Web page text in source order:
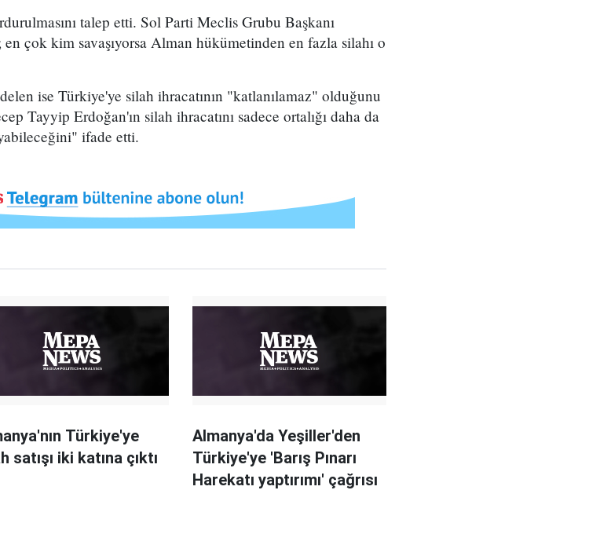
talep etti. Sol Parti Meclis Grubu Başkanı
çok kim savaşıyorsa Alman hükümetinden en fazla silahı o
ise Türkiye'ye silah ihracatının "katlanılamaz" olduğunu
Tayyip Erdoğan'ın silah ihracatını sadece ortalığı daha da
ifade etti.
Türkiye'ye
satışı iki katına çıktı
Almanya'da Yeşiller'den
Türkiye'ye 'Barış Pınarı
Harekatı yaptırımı' çağrısı